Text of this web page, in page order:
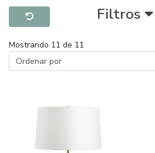
Filtros
Mostrando 11 de 11